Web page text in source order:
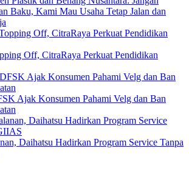
Baku, Kami Mau Usaha Tetap Jalan dan
Off, CitraRaya Perkuat Pendidikan
Ajak Konsumen Pahami Velg dan Ban
Daihatsu Hadirkan Program Service Tanpa